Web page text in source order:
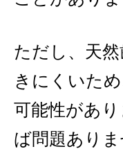
ただし、天
きにくいた
可能性があ
ば問題ありま